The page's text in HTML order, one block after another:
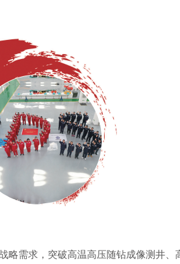
需求，突破高温高压随钻成像测井